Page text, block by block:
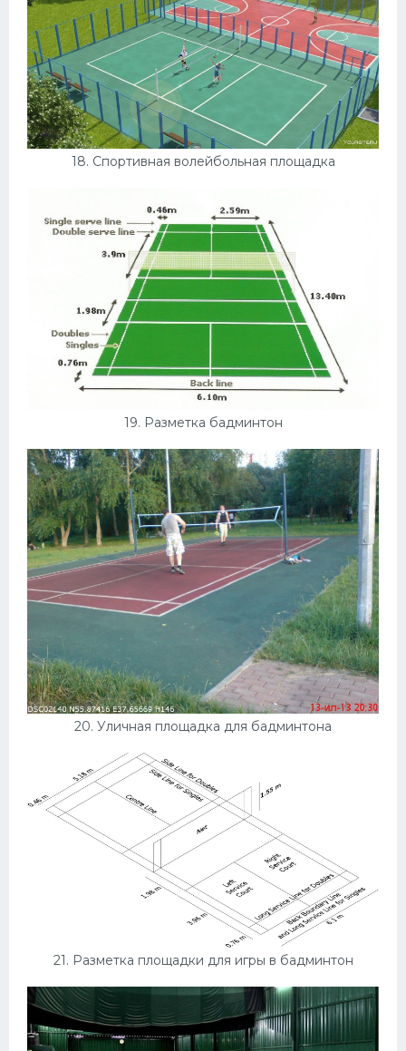
18. Спортивная волейбольная площадка
19. Разметка бадминтон
20. Уличная площадка для бадминтона
21. Разметка площадки для игры в бадминтон